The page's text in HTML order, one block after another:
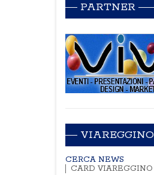
PARTNER
VIAREGGINO
CERCA NEWS
CARD VIAREGGINO